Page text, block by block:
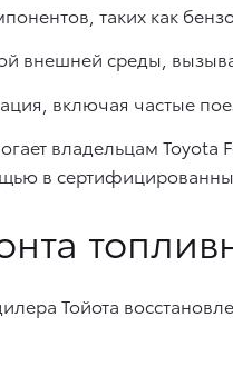
таких как
внешней среды,
включая частые
владельцам
в
Тойота